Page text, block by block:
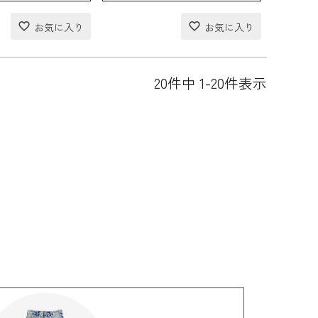
20件中 1-20件表示